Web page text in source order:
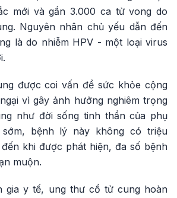
mới và gần 3.000 ca tử vong do
Nguyên nhân chủ yếu dẫn đến
là do nhiễm HPV - một loại virus
được coi vấn đề sức khỏe cộng
vì gây ảnh hưởng nghiêm trọng
như đời sống tinh thần của phụ
bệnh lý này không có triệu
khi được phát hiện, đa số bệnh
muộn.
gia y tế, ung thư cổ tử cung hoàn